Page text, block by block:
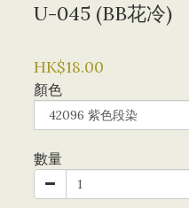
U-045 (BB花冷)
HK$18.00
顏色
數量